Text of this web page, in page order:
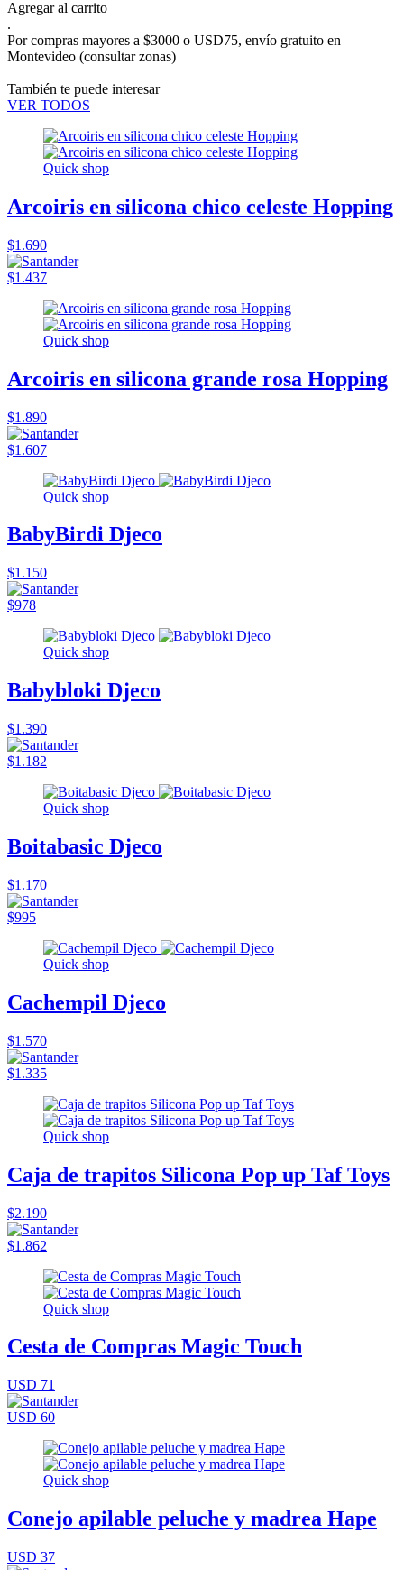
Agregar al carrito
.
Por compras mayores a $3000 o USD75, envío gratuito en
Montevideo (consultar zonas)
También te puede interesar
VER TODOS
Quick shop
Arcoiris en silicona chico celeste Hopping
$1.690
$1.437
Quick shop
Arcoiris en silicona grande rosa Hopping
$1.890
$1.607
Quick shop
BabyBirdi Djeco
$1.150
$978
Quick shop
Babybloki Djeco
$1.390
$1.182
Quick shop
Boitabasic Djeco
$1.170
$995
Quick shop
Cachempil Djeco
$1.570
$1.335
Quick shop
Caja de trapitos Silicona Pop up Taf Toys
$2.190
$1.862
Quick shop
Cesta de Compras Magic Touch
USD 71
USD 60
Quick shop
Conejo apilable peluche y madrea Hape
USD 37